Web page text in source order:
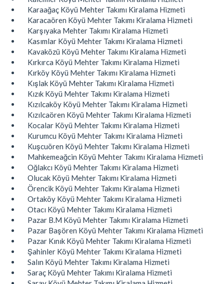
Karaağaç Köyü Mehter Takımı Kiralama Hizmeti
Karacaören Köyü Mehter Takımı Kiralama Hizmeti
Karşıyaka Mehter Takımı Kiralama Hizmeti
Kasımlar Köyü Mehter Takımı Kiralama Hizmeti
Kavaközü Köyü Mehter Takımı Kiralama Hizmeti
Kırkırca Köyü Mehter Takımı Kiralama Hizmeti
Kırköy Köyü Mehter Takımı Kiralama Hizmeti
Kışlak Köyü Mehter Takımı Kiralama Hizmeti
Kızık Köyü Mehter Takımı Kiralama Hizmeti
Kızılcaköy Köyü Mehter Takımı Kiralama Hizmeti
Kızılcaören Köyü Mehter Takımı Kiralama Hizmeti
Kocalar Köyü Mehter Takımı Kiralama Hizmeti
Kurumcu Köyü Mehter Takımı Kiralama Hizmeti
Kuşcuören Köyü Mehter Takımı Kiralama Hizmeti
Mahkemeağcin Köyü Mehter Takımı Kiralama Hizmeti
Oğlakcı Köyü Mehter Takımı Kiralama Hizmeti
Olucak Köyü Mehter Takımı Kiralama Hizmeti
Örencik Köyü Mehter Takımı Kiralama Hizmeti
Ortaköy Köyü Mehter Takımı Kiralama Hizmeti
Otacı Köyü Mehter Takımı Kiralama Hizmeti
Pazar B.M Köyü Mehter Takımı Kiralama Hizmeti
Pazar Başören Köyü Mehter Takımı Kiralama Hizmeti
Pazar Kınık Köyü Mehter Takımı Kiralama Hizmeti
Şahinler Köyü Mehter Takımı Kiralama Hizmeti
Salın Köyü Mehter Takımı Kiralama Hizmeti
Saraç Köyü Mehter Takımı Kiralama Hizmeti